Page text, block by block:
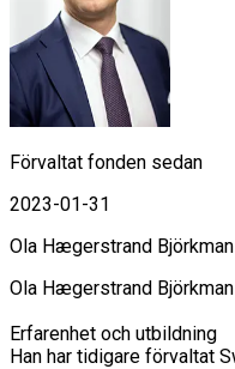
Förvaltat fonden sedan
2023-01-31
Ola Hægerstrand Björkman
Ola Hægerstrand
Erfarenhet och utbildning
Han har tidigare förvaltat